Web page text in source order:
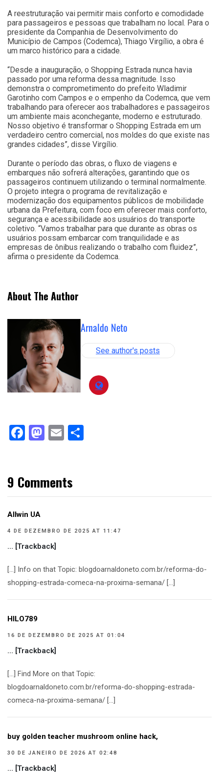
A reestruturação vai permitir mais conforto e comodidade
para passageiros e pessoas que trabalham no local. Para o
presidente da Companhia de Desenvolvimento do
Município de Campos (Codemca), Thiago Virgílio, a obra é
um marco histórico para a cidade.
“Desde a inauguração, o Shopping Estrada nunca havia
passado por uma reforma dessa magnitude. Isso
demonstra o comprometimento do prefeito Wladimir
Garotinho com Campos e o empenho da Codemca, que vem
trabalhando para oferecer aos trabalhadores e passageiros
um ambiente mais aconchegante, moderno e estruturado.
Nosso objetivo é transformar o Shopping Estrada em um
verdadeiro centro comercial, nos moldes do que existe nas
grandes cidades”, disse Virgílio.
Durante o período das obras, o fluxo de viagens e
embarques não sofrerá alterações, garantindo que os
passageiros continuem utilizando o terminal normalmente.
O projeto integra o programa de revitalização e
modernização dos equipamentos públicos de mobilidade
urbana da Prefeitura, com foco em oferecer mais conforto,
segurança e acessibilidade aos usuários do transporte
coletivo. “Vamos trabalhar para que durante as obras os
usuários possam embarcar com tranquilidade e as
empresas de ônibus realizando o trabalho com fluidez”,
afirma o presidente da Codemca.
About The Author
Arnaldo Neto
See author's posts
Facebook
Mastodon
Email
9 Comments
Allwin UA
4 DE DEZEMBRO DE 2025 AT 11:47
… [Trackback]
[…] Info on that Topic: blogdoarnaldoneto.com.br/reforma-do-
shopping-estrada-comeca-na-proxima-semana/ […]
HILO789
16 DE DEZEMBRO DE 2025 AT 01:04
… [Trackback]
[…] Find More on that Topic:
blogdoarnaldoneto.com.br/reforma-do-shopping-estrada-
comeca-na-proxima-semana/ […]
buy golden teacher mushroom online hack,
30 DE JANEIRO DE 2026 AT 02:48
… [Trackback]